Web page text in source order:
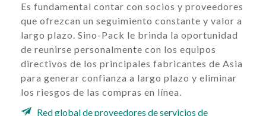
Es fundamental contar con socios y proveedores
que ofrezcan un seguimiento constante y valor a
largo plazo. Sino-Pack le brinda la oportunidad
de reunirse personalmente con los equipos
directivos de los principales fabricantes de Asia
para generar confianza a largo plazo y eliminar
los riesgos de las compras en línea.
Red global de proveedores de servicios de